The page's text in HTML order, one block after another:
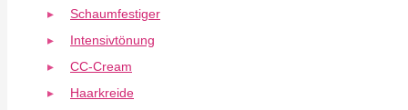
Schaumfestiger
Intensivtönung
CC-Cream
Haarkreide